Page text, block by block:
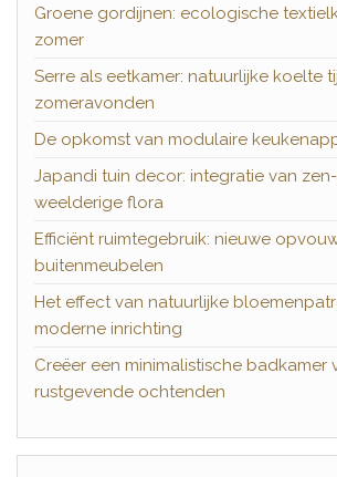
Groene gordijnen: ecologische
zomer
Serre als eetkamer: natuurlijke koelte
zomeravonden
De opkomst van modulaire
Japandi tuin decor: integratie van
weelderige flora
Efficiënt ruimtegebruik: nieuwe
buitenmeubelen
Het effect van natuurlijke
moderne inrichting
Creëer een minimalistische badkamer
rustgevende ochtenden